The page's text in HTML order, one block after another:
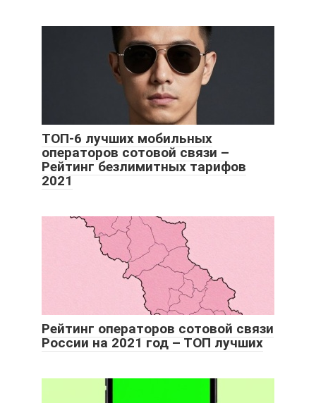
ТОП-6 лучших мобильных
операторов сотовой связи –
Рейтинг безлимитных тарифов
2021
Рейтинг операторов сотовой связи
России на 2021 год – ТОП лучших